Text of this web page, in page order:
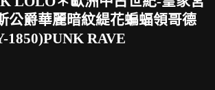
公爵華麗暗紋緹花蝙蝠領哥德
1850)PUNK RAVE